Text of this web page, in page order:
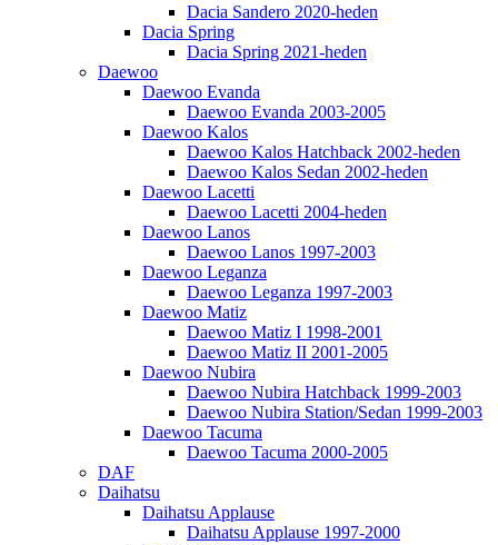
Dacia Sandero 2020-heden
Dacia Spring
Dacia Spring 2021-heden
Daewoo
Daewoo Evanda
Daewoo Evanda 2003-2005
Daewoo Kalos
Daewoo Kalos Hatchback 2002-heden
Daewoo Kalos Sedan 2002-heden
Daewoo Lacetti
Daewoo Lacetti 2004-heden
Daewoo Lanos
Daewoo Lanos 1997-2003
Daewoo Leganza
Daewoo Leganza 1997-2003
Daewoo Matiz
Daewoo Matiz I 1998-2001
Daewoo Matiz II 2001-2005
Daewoo Nubira
Daewoo Nubira Hatchback 1999-2003
Daewoo Nubira Station/Sedan 1999-2003
Daewoo Tacuma
Daewoo Tacuma 2000-2005
DAF
Daihatsu
Daihatsu Applause
Daihatsu Applause 1997-2000